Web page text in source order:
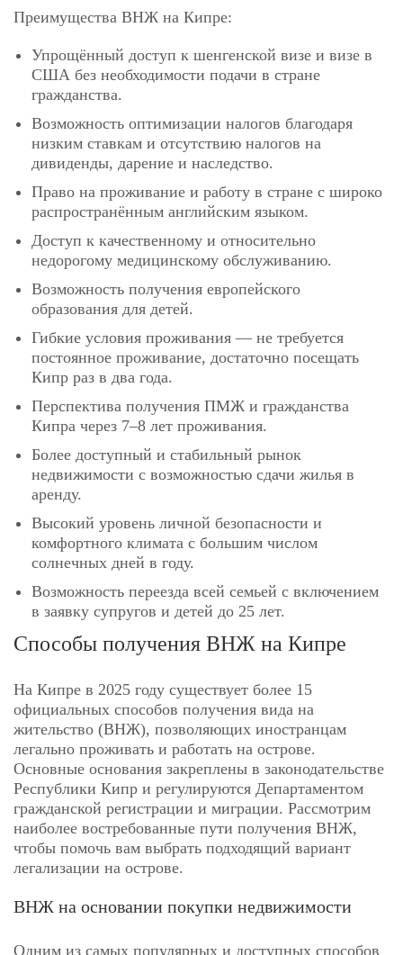
Преимущества ВНЖ на Кипре:
Упрощённый доступ к шенгенской визе и визе в
США без необходимости подачи в стране
гражданства.
Возможность оптимизации налогов благодаря
низким ставкам и отсутствию налогов на
дивиденды, дарение и наследство.
Право на проживание и работу в стране с широко
распространённым английским языком.
Доступ к качественному и относительно
недорогому медицинскому обслуживанию.
Возможность получения европейского
образования для детей.
Гибкие условия проживания — не требуется
постоянное проживание, достаточно посещать
Кипр раз в два года.
Перспектива получения ПМЖ и гражданства
Кипра через 7–8 лет проживания.
Более доступный и стабильный рынок
недвижимости с возможностью сдачи жилья в
аренду.
Высокий уровень личной безопасности и
комфортного климата с большим числом
солнечных дней в году.
Возможность переезда всей семьей с включением
в заявку супругов и детей до 25 лет.
Способы получения ВНЖ на Кипре
На Кипре в 2025 году существует более 15
официальных способов получения вида на
жительство (ВНЖ), позволяющих иностранцам
легально проживать и работать на острове.
Основные основания закреплены в законодательстве
Республики Кипр и регулируются Департаментом
гражданской регистрации и миграции. Рассмотрим
наиболее востребованные пути получения ВНЖ,
чтобы помочь вам выбрать подходящий вариант
легализации на острове.
ВНЖ на основании покупки недвижимости
Одним из самых популярных и доступных способов